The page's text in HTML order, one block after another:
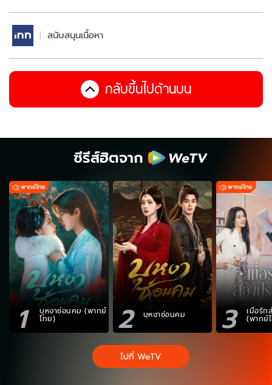
สนับสนุนเนื้อหา
กลับขึ้นไปด้านบน
ซีรีส์ฮิตจาก
1 บุหงาซ่อนคม (พากย์
ไทย) 2 บุหงาซ่อนคม 3 เมื่อรัก
(พากย์
ไปที่ WeTV